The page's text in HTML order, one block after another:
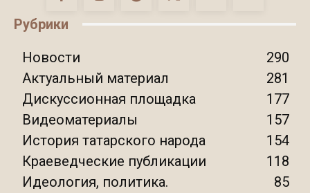
Рубрики
Новости
290
Актуальный материал
281
Дискуссионная площадка
177
Видеоматериалы
157
История татарского народа
154
Краеведческие публикации
118
Идеология, политика.
85